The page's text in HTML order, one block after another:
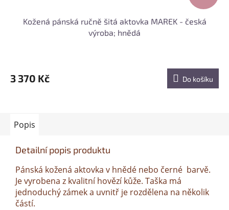
Kožená pánská ručně šitá aktovka MAREK - česká
výroba; hnědá
3 370 Kč Do košíku
Popis
Detailní popis produktu
Pánská kožená aktovka v hnědé nebo černé barvě.
Je vyrobena z kvalitní hovězí kůže. Taška má
jednoduchý zámek a uvnitř je rozdělena na několik
částí.